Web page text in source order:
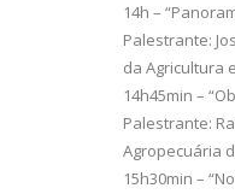
14h –
Palestrante:
da Agricultura
14h45min –
Palestrante:
Agropecuária
15h30min –